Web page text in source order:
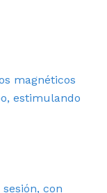
magnéticos
estimulando
con